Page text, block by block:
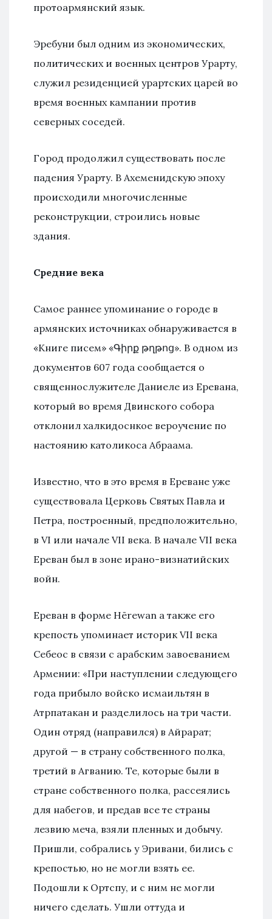
протоармянский язык.
Эребуни был одним из экономических,
политических и военных центров Урарту,
служил резиденцией урартских царей во
время военных кампании против
северных соседей.
Город продолжил существовать после
падения Урарту. В Ахеменидскую эпоху
происходили многочисленные
реконструкции, строились новые
здания.
Средние века
Самое раннее упоминание о городе в
армянских источниках обнаруживается в
«Книге писем» «Գիրք թղթոց». В одном из
документов 607 года сообщается o
священнослужителе Даниеле из Еревана,
который во время Двинского собора
отклонил халкидоснкое вероучение по
настоянию католикоса Абраама.
Известно, что в это время в Ереване уже
существовала Церковь Святых Павла и
Петра, построенный, предположительно,
в VI или начале VII века. В начале VII века
Ереван был в зоне ирано-визнатийских
войн.
Ереван в форме Hērewan а также его
крепость упоминает историк VII века
Себеос в связи с арабским завоеванием
Армении: «При наступлении следующего
года прибыло войско исмаильтян в
Атрпатакан и разделилось на три части.
Один отряд (направился) в Айрарат;
другой — в страну собственного полка,
третий в Агванию. Те, которые были в
стране собственного полка, рассеялись
для набегов, и предав все те страны
лезвию меча, взяли пленных и добычу.
Пришли, собрались у Эривани, бились с
крепостью, но не могли взять ее.
Подошли к Ортспу, и с ним не могли
ничего сделать. Ушли оттуда и